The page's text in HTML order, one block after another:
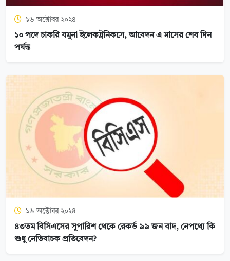
১৬ অক্টোবর ২০২৪
১০ পদে চাকরি যমুনা ইলেকট্রনিকসে, আবেদন এ মাসের শেষ দিন
পর্যন্ত
১৬ অক্টোবর ২০২৪
৪৩তম বিসিএসের সুপারিশ থেকে রেকর্ড ৯৯ জন বাদ, নেপথ্যে কি
শুধু নেতিবাচক প্রতিবেদন?